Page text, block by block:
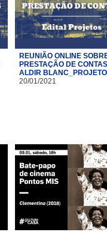
REUNIÃO ONLINE
PRESTAÇÃO DE
ALDIR
20/01/2021